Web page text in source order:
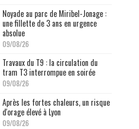
Noyade au parc de Miribel-Jonage :
une fillette de 3 ans en urgence
absolue
09/08/26
Travaux du T9 : la circulation du
tram T3 interrompue en soirée
09/08/26
Après les fortes chaleurs, un risque
d'orage élevé à Lyon
09/08/26